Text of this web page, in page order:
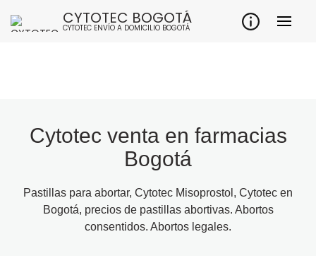
CYTOTEC BOGOTÁ
CYTOTEC ENVÍO A DOMICILIO BOGOTÁ
Cytotec venta en farmacias
Bogotá
Pastillas para abortar, Cytotec Misoprostol, Cytotec en
Bogotá, precios de pastillas abortivas. Abortos
consentidos. Abortos legales.